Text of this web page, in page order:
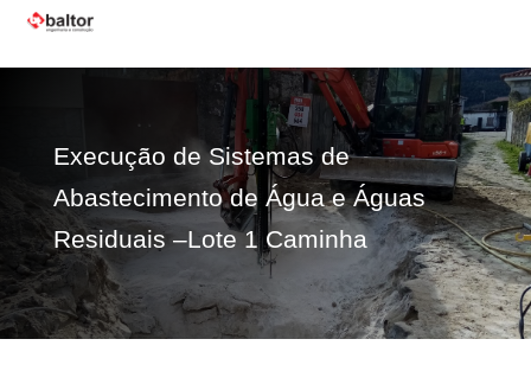
Execução de Sistemas de
Abastecimento de Água e Águas
Residuais –Lote 1 Caminha